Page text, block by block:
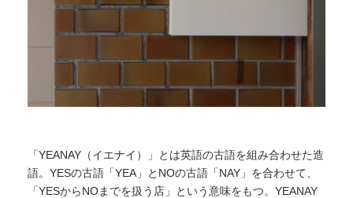
「YEANAY（イエナイ）」とは英語の古語を組み合わせた造
語。YESの古語「YEA」とNOの古語「NAY」を合わせて、
「YESからNOまでを扱う店」という意味をもつ。YEANAY